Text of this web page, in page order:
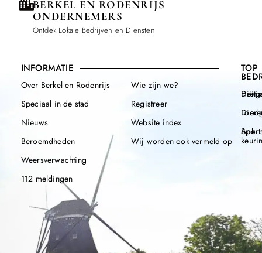
BERKEL EN RODENRIJS
ONDERNEMERS
Ontdek Lokale Bedrijven en Diensten
INFORMATIE
Over Berkel en Rodenrijs
Speciaal in de stad
Nieuws
Beroemdheden
Weersverwachting
112 meldingen
Wie zijn we?
Registreer
Website index
Wij worden ook vermeld op
TOP
Apk